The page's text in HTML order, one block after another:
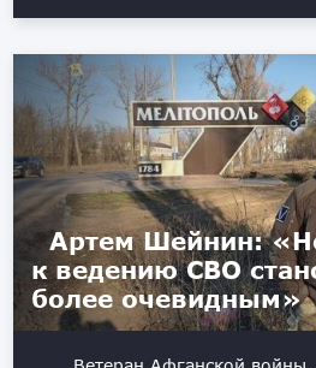
Артем Шейнин:
к ведению СВО
более очевидным»